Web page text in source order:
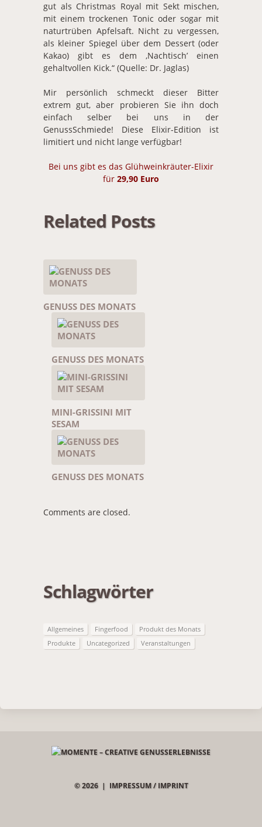
gut als Christmas Royal mit Sekt mischen,
mit einem trockenen Tonic oder sogar mit
naturtrüben Apfelsaft. Nicht zu vergessen,
als kleiner Spiegel über dem Dessert (oder
Kakao) gibt es dem ‚Nachtisch’ einen
gehaltvollen Kick.“ (Quelle: Dr. Jaglas)
Mir persönlich schmeckt dieser Bitter
extrem gut, aber probieren Sie ihn doch
einfach selber bei uns in der
GenussSchmiede! Diese Elixir-Edition ist
limitiert und nicht lange verfügbar!
Bei uns gibt es das Glühweinkräuter-Elixir
für 29,90 Euro
Related Posts
GENUSS DES MONATS
GENUSS DES MONATS
MINI-GRISSINI MIT
SESAM
GENUSS DES MONATS
Comments are closed.
Schlagwörter
Allgemeines Fingerfood
Produkt des Monats
Produkte
Uncategorized Veranstaltungen
© 2026 | IMPRESSUM / IMPRINT